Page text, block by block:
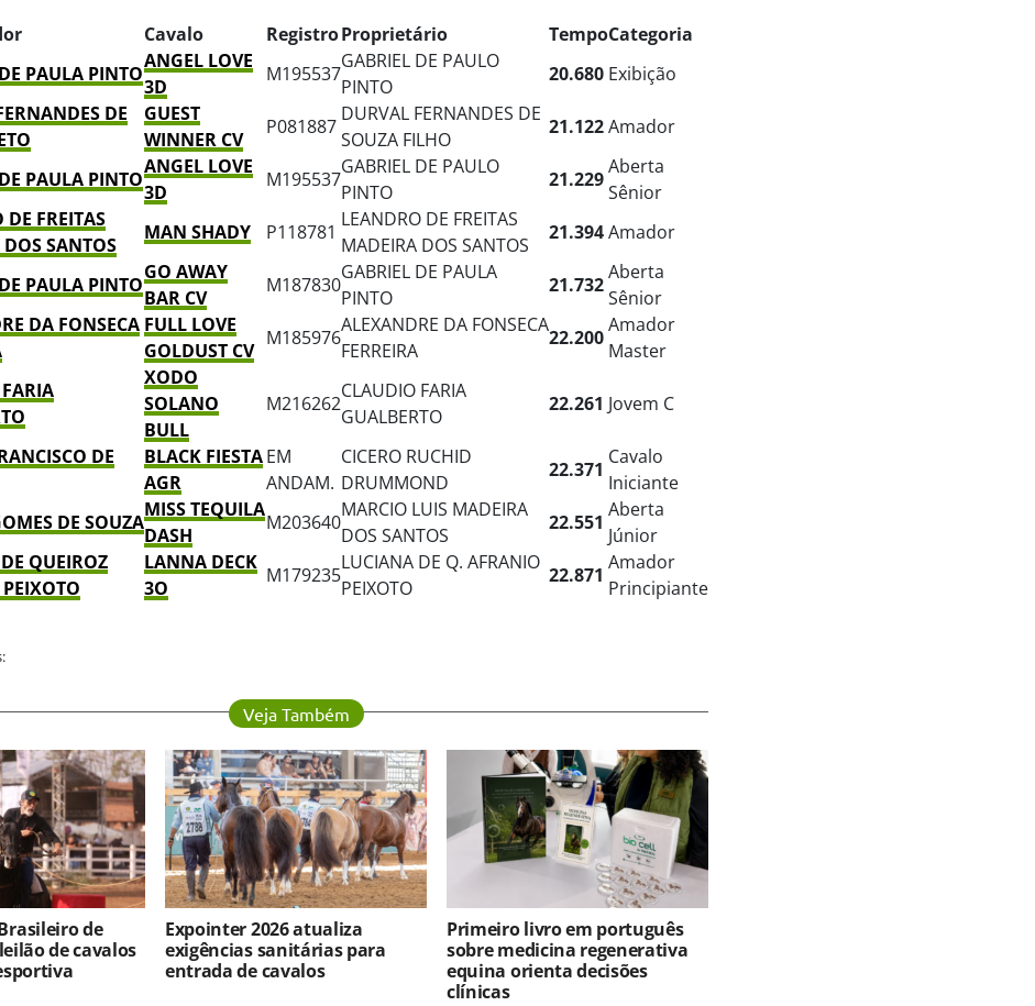
Cavalo RegistroProprietário TempoCategoria
PAULA PINTO
ANGEL LOVE
3D
M195537
GABRIEL DE PAULO
PINTO
20.680 Exibição
DE
GUEST
WINNER CV
P081887
DURVAL FERNANDES DE
SOUZA FILHO
21.122Amador
PAULA PINTO
ANGEL LOVE
3D
M195537
GABRIEL DE PAULO
PINTO
21.229
Aberta
Sênior
DE FREITAS
SANTOS
MAN SHADY P118781
LEANDRO DE FREITAS
MADEIRA DOS SANTOS
21.394Amador
PAULA PINTO
GO AWAY
BAR CV
M187830
GABRIEL DE PAULA
PINTO
21.732
Aberta
Sênior
DA FONSECA FULL LOVE
GOLDUST CV
M185976
ALEXANDRE DA FONSECA
FERREIRA
22.200
Amador
Master
XODO
SOLANO
BULL
M216262
CLAUDIO FARIA
GUALBERTO
22.261 Jovem C
DE
BLACK FIESTA
AGR
EM
ANDAM.
CICERO RUCHID
DRUMMOND
22.371
Cavalo
Iniciante
DE SOUZA
MISS TEQUILA
DASH
M203640
MARCIO LUIS MADEIRA
DOS SANTOS
22.551
Aberta
Júnior
QUEIROZ
LANNA DECK
3O
M179235
LUCIANA DE Q. AFRANIO
PEIXOTO
22.871
Amador
Principiante
Veja Também
de
de cavalos
Expointer 2026 atualiza
exigências sanitárias para
entrada de cavalos
Primeiro livro em português
sobre medicina regenerativa
equina orienta decisões
clínicas